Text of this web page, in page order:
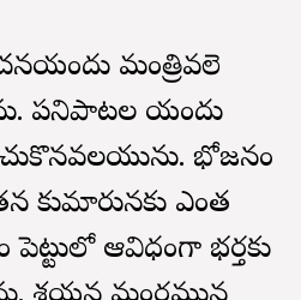
మంత్రివలె
పనిపాటల యందు
భోజనం
తన కుమారునకు ఎంత
ఆవిధంగా భర్తకు